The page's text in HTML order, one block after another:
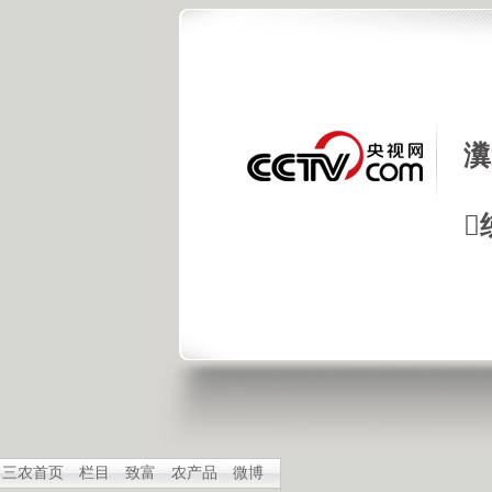

三农首页 栏目 致富 农产品 微博